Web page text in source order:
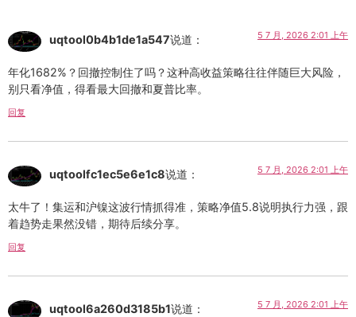
uqtool0b4b1de1a547说道： 5 7 月, 2026 2:01 上午
年化1682%？回撤控制住了吗？这种高收益策略往往伴随巨大风险，
别只看净值，得看最大回撤和夏普比率。
回复
uqtoolfc1ec5e6e1c8说道： 5 7 月, 2026 2:01 上午
太牛了！集运和沪镍这波行情抓得准，策略净值5.8说明执行力强，跟
着趋势走果然没错，期待后续分享。
回复
uqtool6a260d3185b1说道： 5 7 月, 2026 2:01 上午